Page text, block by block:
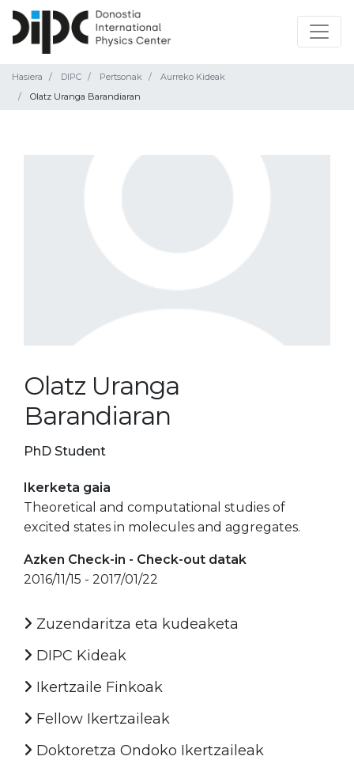
Hasiera DIPC Pertsonak
Aurreko Kideak
Olatz Uranga Barandiaran
Olatz Uranga
Barandiaran
PhD Student
Ikerketa gaia
Theoretical and computational studies of
excited states in molecules and aggregates.
Azken Check-in - Check-out datak
2016/11/15 - 2017/01/22
Zuzendaritza eta kudeaketa
DIPC Kideak
Ikertzaile Finkoak
Fellow Ikertzaileak
Doktoretza Ondoko Ikertzaileak